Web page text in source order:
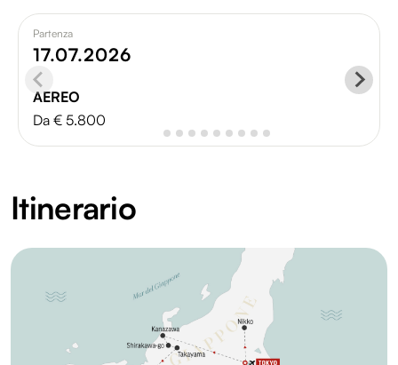
Partenza
17.07.2026
AEREO
Da € 5.800
Itinerario